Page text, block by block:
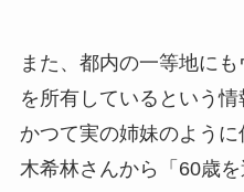
また、都内の一等地に
を所有しているという情
かつて実の姉妹のよう
木希林さんから「60歳